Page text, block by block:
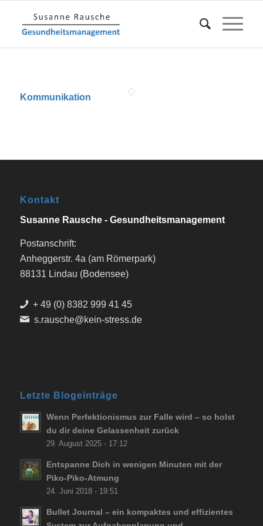
Kommunikation
Kontakt
Susanne Rausche - Gesundheitsmanagement
Postanschrift:
Anheggerstr. 4a (am Römerpark)
88131 Lindau (Bodensee)
+ 49 (0) 8382 999 41 45
s.rausche@kein-stress.de
Letzte Blogeinträge
Wenn Perfektionismus zur Falle wird – so holst
du dir deine Gelassenheit zurück
29. August 2025 - 17:12
Entspanne Dich in wenigen Minuten mit der
Piko-Piko-Atmung
24. Juni 2018 - 19:51
Bullet Journal – ein kompaktes und effizientes